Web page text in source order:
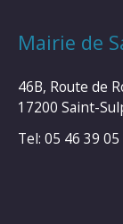
Mairie de
46B, Route de
17200 Saint-
Tel: 05 46 39 05